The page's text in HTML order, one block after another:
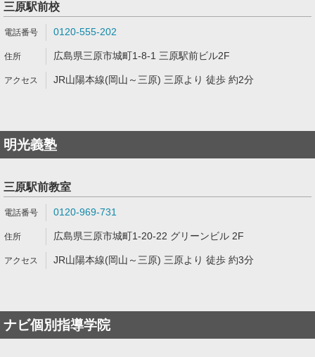
三原駅前校
0120-555-202
広島県三原市城町1-8-1 三原駅前ビル2F
JR山陽本線(岡山～三原) 三原より 徒歩 約2分
明光義塾
三原駅前教室
0120-969-731
広島県三原市城町1-20-22 グリーンビル 2F
JR山陽本線(岡山～三原) 三原より 徒歩 約3分
ナビ個別指導学院